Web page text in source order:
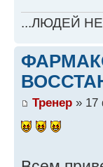
...ЛЮДЕЙ
Тренер » 17